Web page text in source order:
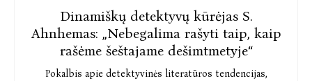
Dinamiškų detektyvų kūrėjas S.
Ahnhemas: „Nebegalima rašyti taip, kaip
rašėme šeštajame dešimtmetyje“
Pokalbis apie detektyvinės literatūros tendencijas,